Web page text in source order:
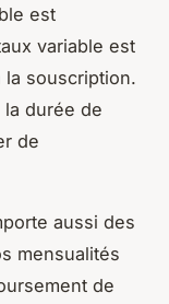
est
variable est
souscription.
durée de
de
aussi des
mensualités
de